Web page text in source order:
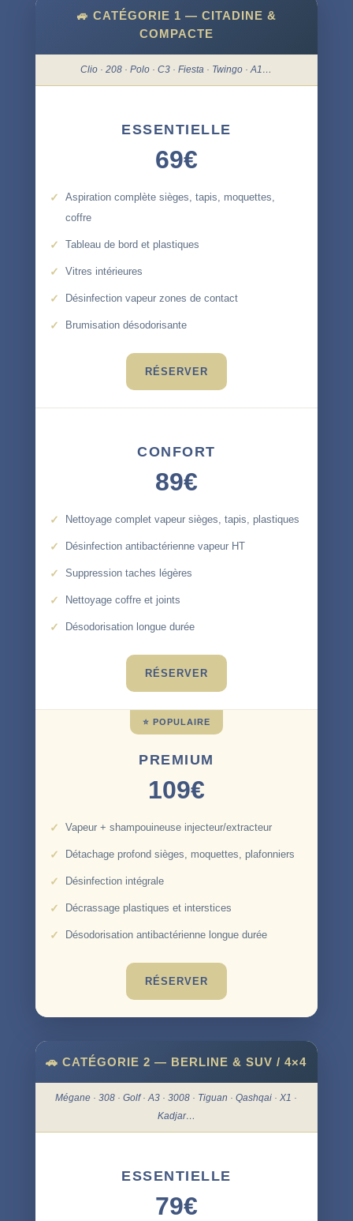
🚙 CATÉGORIE 1 — CITADINE &
COMPACTE
Clio · 208 · Polo · C3 · Fiesta · Twingo · A1…
ESSENTIELLE
69€
Aspiration complète sièges, tapis, moquettes,
coffre
Tableau de bord et plastiques
Vitres intérieures
Désinfection vapeur zones de contact
Brumisation désodorisante
RÉSERVER
CONFORT
89€
Nettoyage complet vapeur sièges, tapis, plastiques
Désinfection antibactérienne vapeur HT
Suppression taches légères
Nettoyage coffre et joints
Désodorisation longue durée
RÉSERVER
PREMIUM
109€
Vapeur + shampouineuse injecteur/extracteur
Détachage profond sièges, moquettes, plafonniers
Désinfection intégrale
Décrassage plastiques et interstices
Désodorisation antibactérienne longue durée
RÉSERVER
🚗 CATÉGORIE 2 — BERLINE & SUV / 4×4
Mégane · 308 · Golf · A3 · 3008 · Tiguan · Qashqai · X1 ·
Kadjar…
ESSENTIELLE
79€